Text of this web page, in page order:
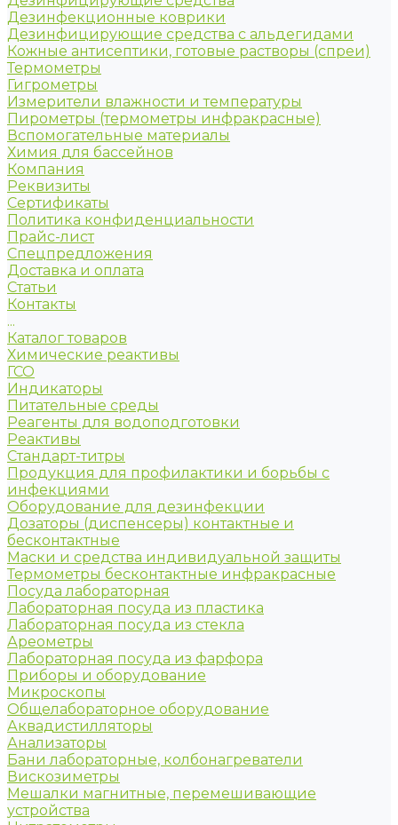
Дезинфекционные коврики
Дезинфицирующие средства с альдегидами
Кожные антисептики, готовые растворы (спреи)
Термометры
Гигрометры
Измерители влажности и температуры
Пирометры (термометры инфракрасные)
Вспомогательные материалы
Химия для бассейнов
Компания
Реквизиты
Сертификаты
Политика конфиденциальности
Прайс-лист
Спецпредложения
Доставка и оплата
Статьи
Контакты
...
Каталог товаров
Химические реактивы
ГСО
Индикаторы
Питательные среды
Реагенты для водоподготовки
Реактивы
Стандарт-титры
Продукция для профилактики и борьбы с
инфекциями
Оборудование для дезинфекции
Дозаторы (диспенсеры) контактные и
бесконтактные
Маски и средства индивидуальной защиты
Термометры бесконтактные инфракрасные
Посуда лабораторная
Лабораторная посуда из пластика
Лабораторная посуда из стекла
Ареометры
Лабораторная посуда из фарфора
Приборы и оборудование
Микроскопы
Общелабораторное оборудование
Аквадистилляторы
Анализаторы
Бани лабораторные, колбонагреватели
Вискозиметры
Мешалки магнитные, перемешивающие
устройства